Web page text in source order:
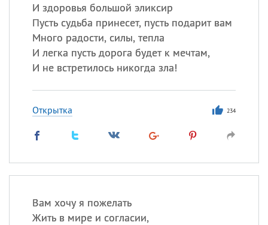
И здоровья большой эликсир
Пусть судьба принесет, пусть подарит вам
Много радости, силы, тепла
И легка пусть дорога будет к мечтам,
И не встретилось никогда зла!
Открытка 234
Вам хочу я пожелать
Жить в мире и согласии,